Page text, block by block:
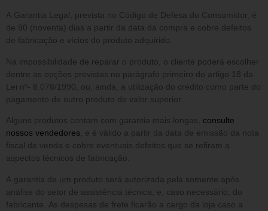
A Garantia Legal, prevista no Código de Defesa do Consumidor, é
de 90 (noventa) dias a partir da data da compra e cobre defeitos
de fabricação e vícios do produto adquirido.
Na impossibilidade de reparar o produto, o cliente poderá escolher
dentre as opções previstas no parágrafo primeiro do artigo 18 da
Lei nº- 8.078/1990, ou, ainda, a utilização do crédito como parte do
pagamento de outro produto de valor superior.
Alguns produtos contam com garantia mais longas, consulte
nossos vendedores , e é válido a partir da data de emissão da nota
fiscal de venda e cobre eventuais defeitos que se refiram a
aspectos técnicos de fabricação.
A garantia de um produto será autorizada pela somente após
análise do setor de assistência técnica, e, caso necessário, do
fabricante. As despesas de frete ficarão a cargo da loja caso a